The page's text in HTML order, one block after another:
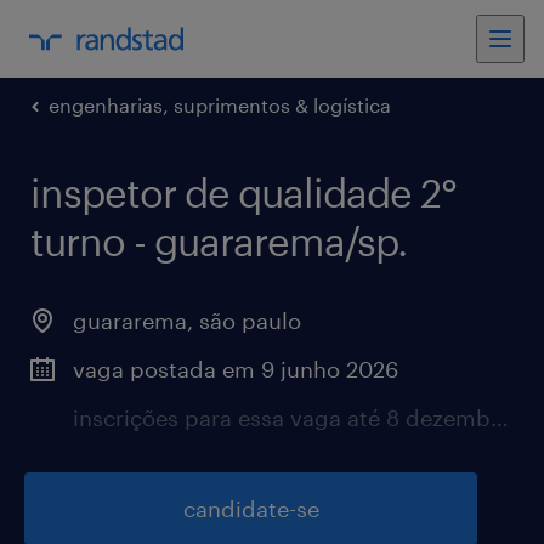
engenharias, suprimentos & logística
inspetor de qualidade 2°
turno - guararema/sp.
guararema, são paulo
vaga postada em 9 junho 2026
inscrições para essa vaga até 8 dezembro 2026
candidate-se